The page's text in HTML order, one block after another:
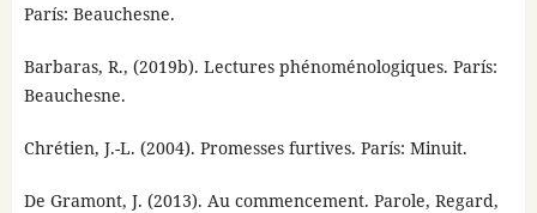
París: Beauchesne.
Barbaras, R., (2019b). Lectures phénoménologiques. París:
Beauchesne.
Chrétien, J.-L. (2004). Promesses furtives. París: Minuit.
De Gramont, J. (2013). Au commencement. Parole, Regard,